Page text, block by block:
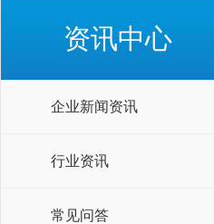
资讯中心
企业新闻资讯
行业资讯
常见问答